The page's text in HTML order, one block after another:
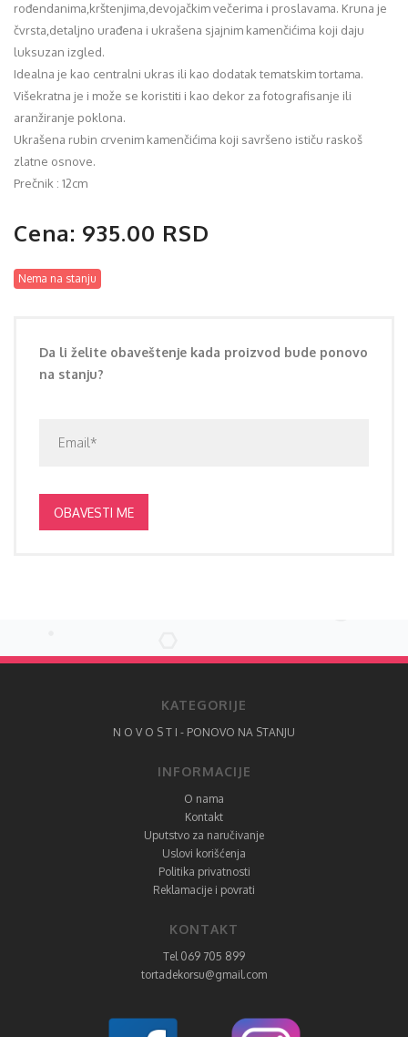
rođendanima,krštenjima,devojačkim večerima i proslavama. Kruna je
čvrsta,detaljno urađena i ukrašena sjajnim kamenčićima koji daju
luksuzan izgled.
Idealna je kao centralni ukras ili kao dodatak tematskim tortama.
Višekratna je i može se koristiti i kao dekor za fotografisanje ili
aranžiranje poklona.
Ukrašena rubin crvenim kamenčićima koji savršeno ističu raskoš
zlatne osnove.
Prečnik : 12cm
Cena: 935.00 RSD
Nema na stanju
Da li želite obaveštenje kada proizvod bude ponovo
na stanju?
OBAVESTI ME
KATEGORIJE
N O V O S T I - PONOVO NA STANJU
INFORMACIJE
O nama
Kontakt
Uputstvo za naručivanje
Uslovi korišćenja
Politika privatnosti
Reklamacije i povrati
KONTAKT
Tel 069 705 899
tortadekorsu@gmail.com